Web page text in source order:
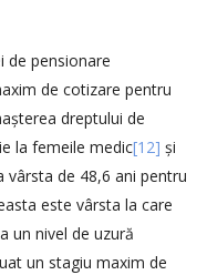
de pensionare
de cotizare pentru
dreptului de
la femeile medic[12] și
vârsta de 48,6 ani pentru
este vârsta la care
un nivel de uzură
un stagiu maxim de